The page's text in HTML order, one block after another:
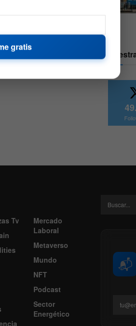
Tv
Mercado
Laboral
Metaverso
Mundo
NFT
Podcast
Sector
Energético
📬
gratis